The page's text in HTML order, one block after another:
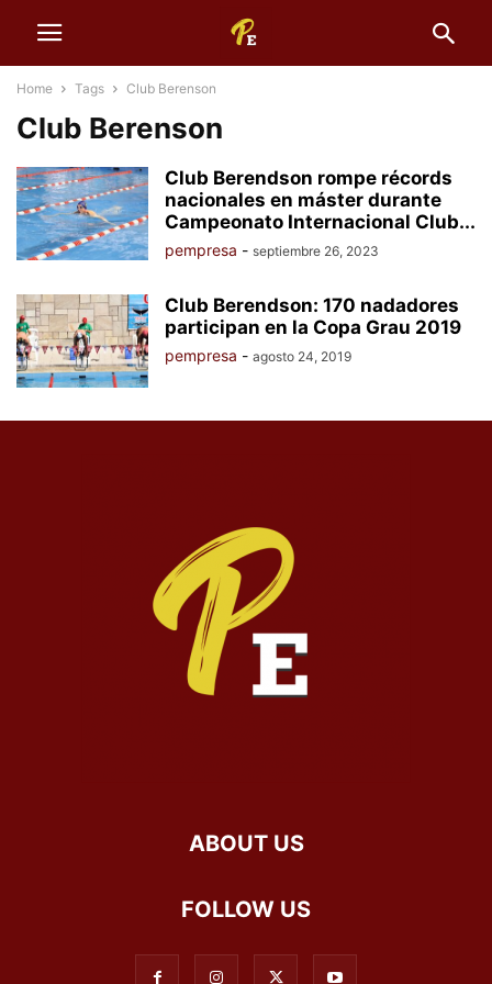
Home Tags Club Berenson
Club Berenson
Club Berendson rompe récords
nacionales en máster durante
Campeonato Internacional Club...
pempresa - septiembre 26, 2023
Club Berendson: 170 nadadores
participan en la Copa Grau 2019
pempresa - agosto 24, 2019
ABOUT US
FOLLOW US